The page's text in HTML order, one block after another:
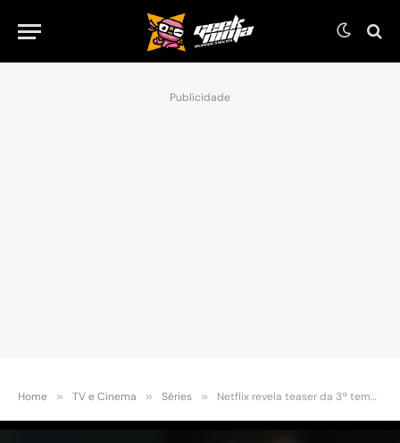
Publicidade
Home » TV e Cinema » Séries » Netflix revela teaser da 3ª temporada de Alice in Borderland